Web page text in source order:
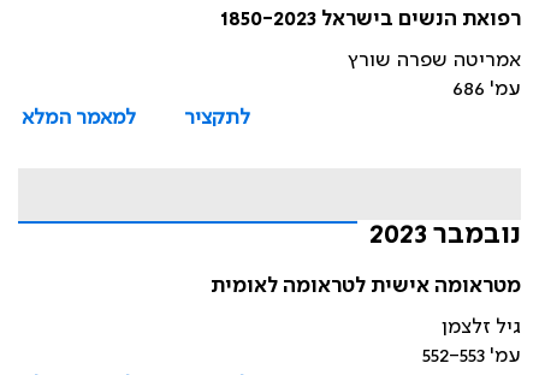
רפואת הנשים בישראל 1850-2023
אמריטה שפרה שורץ
עמ' 686
לתקציר
למאמר המלא
נובמבר 2023
מטראומה אישית לטראומה לאומית
גיל זלצמן
עמ' 552-553